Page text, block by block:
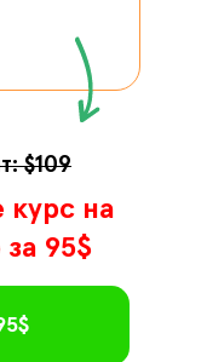
$109
курс на
95$